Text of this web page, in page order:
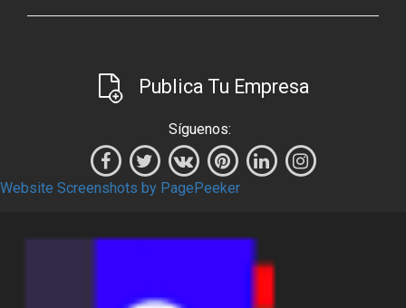
Publica Tu Empresa
Síguenos:
Website Screenshots by PagePeeker